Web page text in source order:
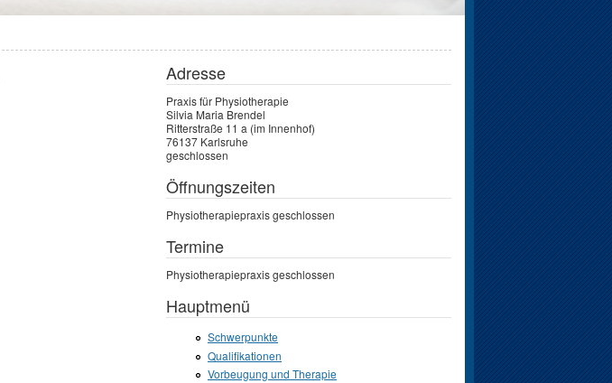
Adresse
Praxis für Physiotherapie
Silvia Maria Brendel
Ritterstraße 11 a (im Innenhof)
76137 Karlsruhe
geschlossen
Öffnungszeiten
Physiotherapiepraxis geschlossen
Termine
Physiotherapiepraxis geschlossen
Hauptmenü
Schwerpunkte
Qualifikationen
Vorbeugung und Therapie